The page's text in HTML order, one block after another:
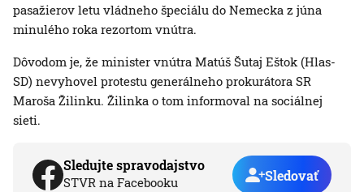
pasažierov letu vládneho špeciálu do Nemecka z júna
minulého roka rezortom vnútra.
Dôvodom je, že minister vnútra Matúš Šutaj Eštok (Hlas-
SD) nevyhovel protestu generálneho prokurátora SR
Maroša Žilinku. Žilinka o tom informoval na sociálnej
sieti.
Sledujte spravodajstvo
STVR na Facebooku Sledovať